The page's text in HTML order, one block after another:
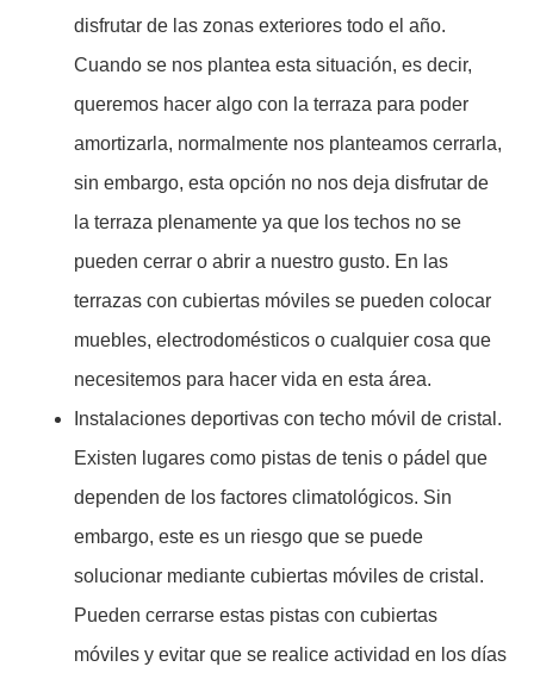
disfrutar de las zonas exteriores todo el año.
Cuando se nos plantea esta situación, es decir,
queremos hacer algo con la terraza para poder
amortizarla, normalmente nos planteamos cerrarla,
sin embargo, esta opción no nos deja disfrutar de
la terraza plenamente ya que los techos no se
pueden cerrar o abrir a nuestro gusto. En las
terrazas con cubiertas móviles se pueden colocar
muebles, electrodomésticos o cualquier cosa que
necesitemos para hacer vida en esta área.
Instalaciones deportivas con techo móvil de cristal.
Existen lugares como pistas de tenis o pádel que
dependen de los factores climatológicos. Sin
embargo, este es un riesgo que se puede
solucionar mediante cubiertas móviles de cristal.
Pueden cerrarse estas pistas con cubiertas
móviles y evitar que se realice actividad en los días